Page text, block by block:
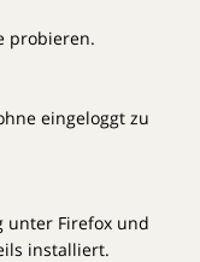
probieren.
eingeloggt zu
unter Firefox und
installiert.